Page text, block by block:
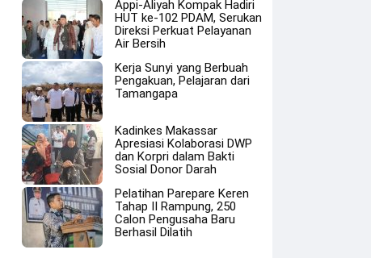
Appi-Aliyah Kompak Hadiri
HUT ke-102 PDAM, Serukan
Direksi Perkuat Pelayanan
Air Bersih
Kerja Sunyi yang Berbuah
Pengakuan, Pelajaran dari
Tamangapa
Kadinkes Makassar
Apresiasi Kolaborasi DWP
dan Korpri dalam Bakti
Sosial Donor Darah
Pelatihan Parepare Keren
Tahap II Rampung, 250
Calon Pengusaha Baru
Berhasil Dilatih